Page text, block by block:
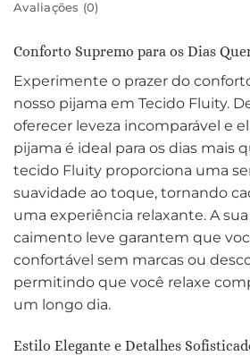
Avaliações (0)
Conforto Supremo para os Dias
Experimente o prazer do
nosso pijama em Tecido Fluity.
oferecer leveza incomparável e
pijama é ideal para os dias mais
tecido Fluity proporciona uma
suavidade ao toque, tornando
uma experiência relaxante. A
caimento leve garantem que
confortável sem marcas ou
permitindo que você relaxe
um longo dia.
Estilo Elegante e Detalhes